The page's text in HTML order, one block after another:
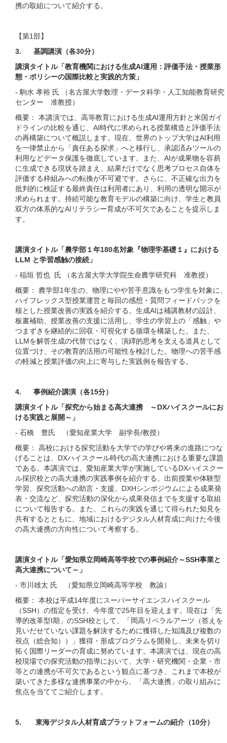
携の取組について紹介する。
【第1部】
3. 基調講演（各30分）
講演タイトル「教育機関における生成AI運用：評価手法・授業形
態・ポリシーの国際比較と実践的方策」
- 駒水 孝裕 氏 （名古屋大学数理・データ科学・人工知能教育研究
センター 准教授）
概要： 本講演では、高等教育における生成AI運用方針と米国ガイ
ドラインの比較を通じ、AI時代に求められる授業構造と評価手法
の再構築について概説します。現在、世界のトップ大学はAI利用
を一律禁止から「責任ある探求」へと移行し、承認済みツールの
利用などデータ保護を徹底しています。また、AIが成果物を容易
に生成できる現状を踏まえ、結果だけでなく思考プロセス自体を
評価する枠組みへの転換が不可避です。さらに、不正確な出力を
批判的に検証する最終責任は利用者にあり、利用の透明な開示が
求められます。持続可能な教育モデルの構築に向け、学生と教員
双方の体系的なAIリテラシー育成が不可欠であることを提示しま
す。
講演タイトル「農学部１年180名対象『物理学基礎１』における
LLM と学習感触の接続」
- 稲垣 哲也 氏 （名古屋大学大学院生命農学研究科 准教授）
概要： 農学部1年生の、物理にやや苦手意識をもつ学生を対象に、
ハイフレックス型授業運営と毎回の感想・質問フィードバックを
核とした授業改善の実践を紹介する。生成AIは補講教材の設計、
板書補助、授業改善の支援に活用し、学生の学習上の「感触」や
つまずきを継続的に回収・可視化する循環を構築した。また、
LLMを解答生成の代替ではなく、演繹的思考を支える道具として
位置づけ、その教育的活用の可能性を検討した。物理への苦手感
の軽減と授業評価の向上に寄与した実践例を報告する。
4. 事例紹介講演（各15分）
講演タイトル「探究から始まる高大連携 ～DXハイスクールにお
ける実践と展開～」
- 石橋 豊氏 （愛知産業大学 副学長/教授）
概要： 高校における探究活動を大学での学びや将来の進路につな
げることは、DXハイスクール時代の高大連携における重要な課題
である。本講演では、愛知産業大学が実施しているDXハイスクー
ル採択校との高大連携の実践事例を紹介する。出前授業や体験型
学習、探究活動への助言・支援、DXHシンポジウムによる成果発
表・交流など、探究活動の深化から成果発信までを支援する取組
について報告する。また、これらの実践を通じて得られた知見を
共有するとともに、地域におけるデジタル人材育成に向けた今後
の高大連携の方向性について考察する。
講演タイトル「愛知県立岡崎高等学校での事例紹介～SSH事業と
高大連携について～」
- 市川雄太 氏 （愛知県立岡崎高等学校 教諭）
概要： 本校は平成14年度にスーパーサイエンスハイスクール
（SSH）の指定を受け、今年度で25年目を迎えます。現在は「先
導的改革型Ⅰ期」のSSH校として、「岡高リベラルアーツ（答えを
見いだせていない課題を解決するために獲得した知識及び複数の
視点（総合知））」獲得・形成プログラムを開発し、未来を切り
拓く国際リーダーの育成に努めています。本講演では、現在の高
校現場での探究活動の指導において、大学・研究機関・企業・市
等との連携が不可欠であるという観点に基づき、これまで本校が
築いてきた多様な連携事業の中から、「高大連携」の取り組みに
焦点を当ててご紹介します。
5. 東海デジタル人材育成プラットフォームの紹介（10分）